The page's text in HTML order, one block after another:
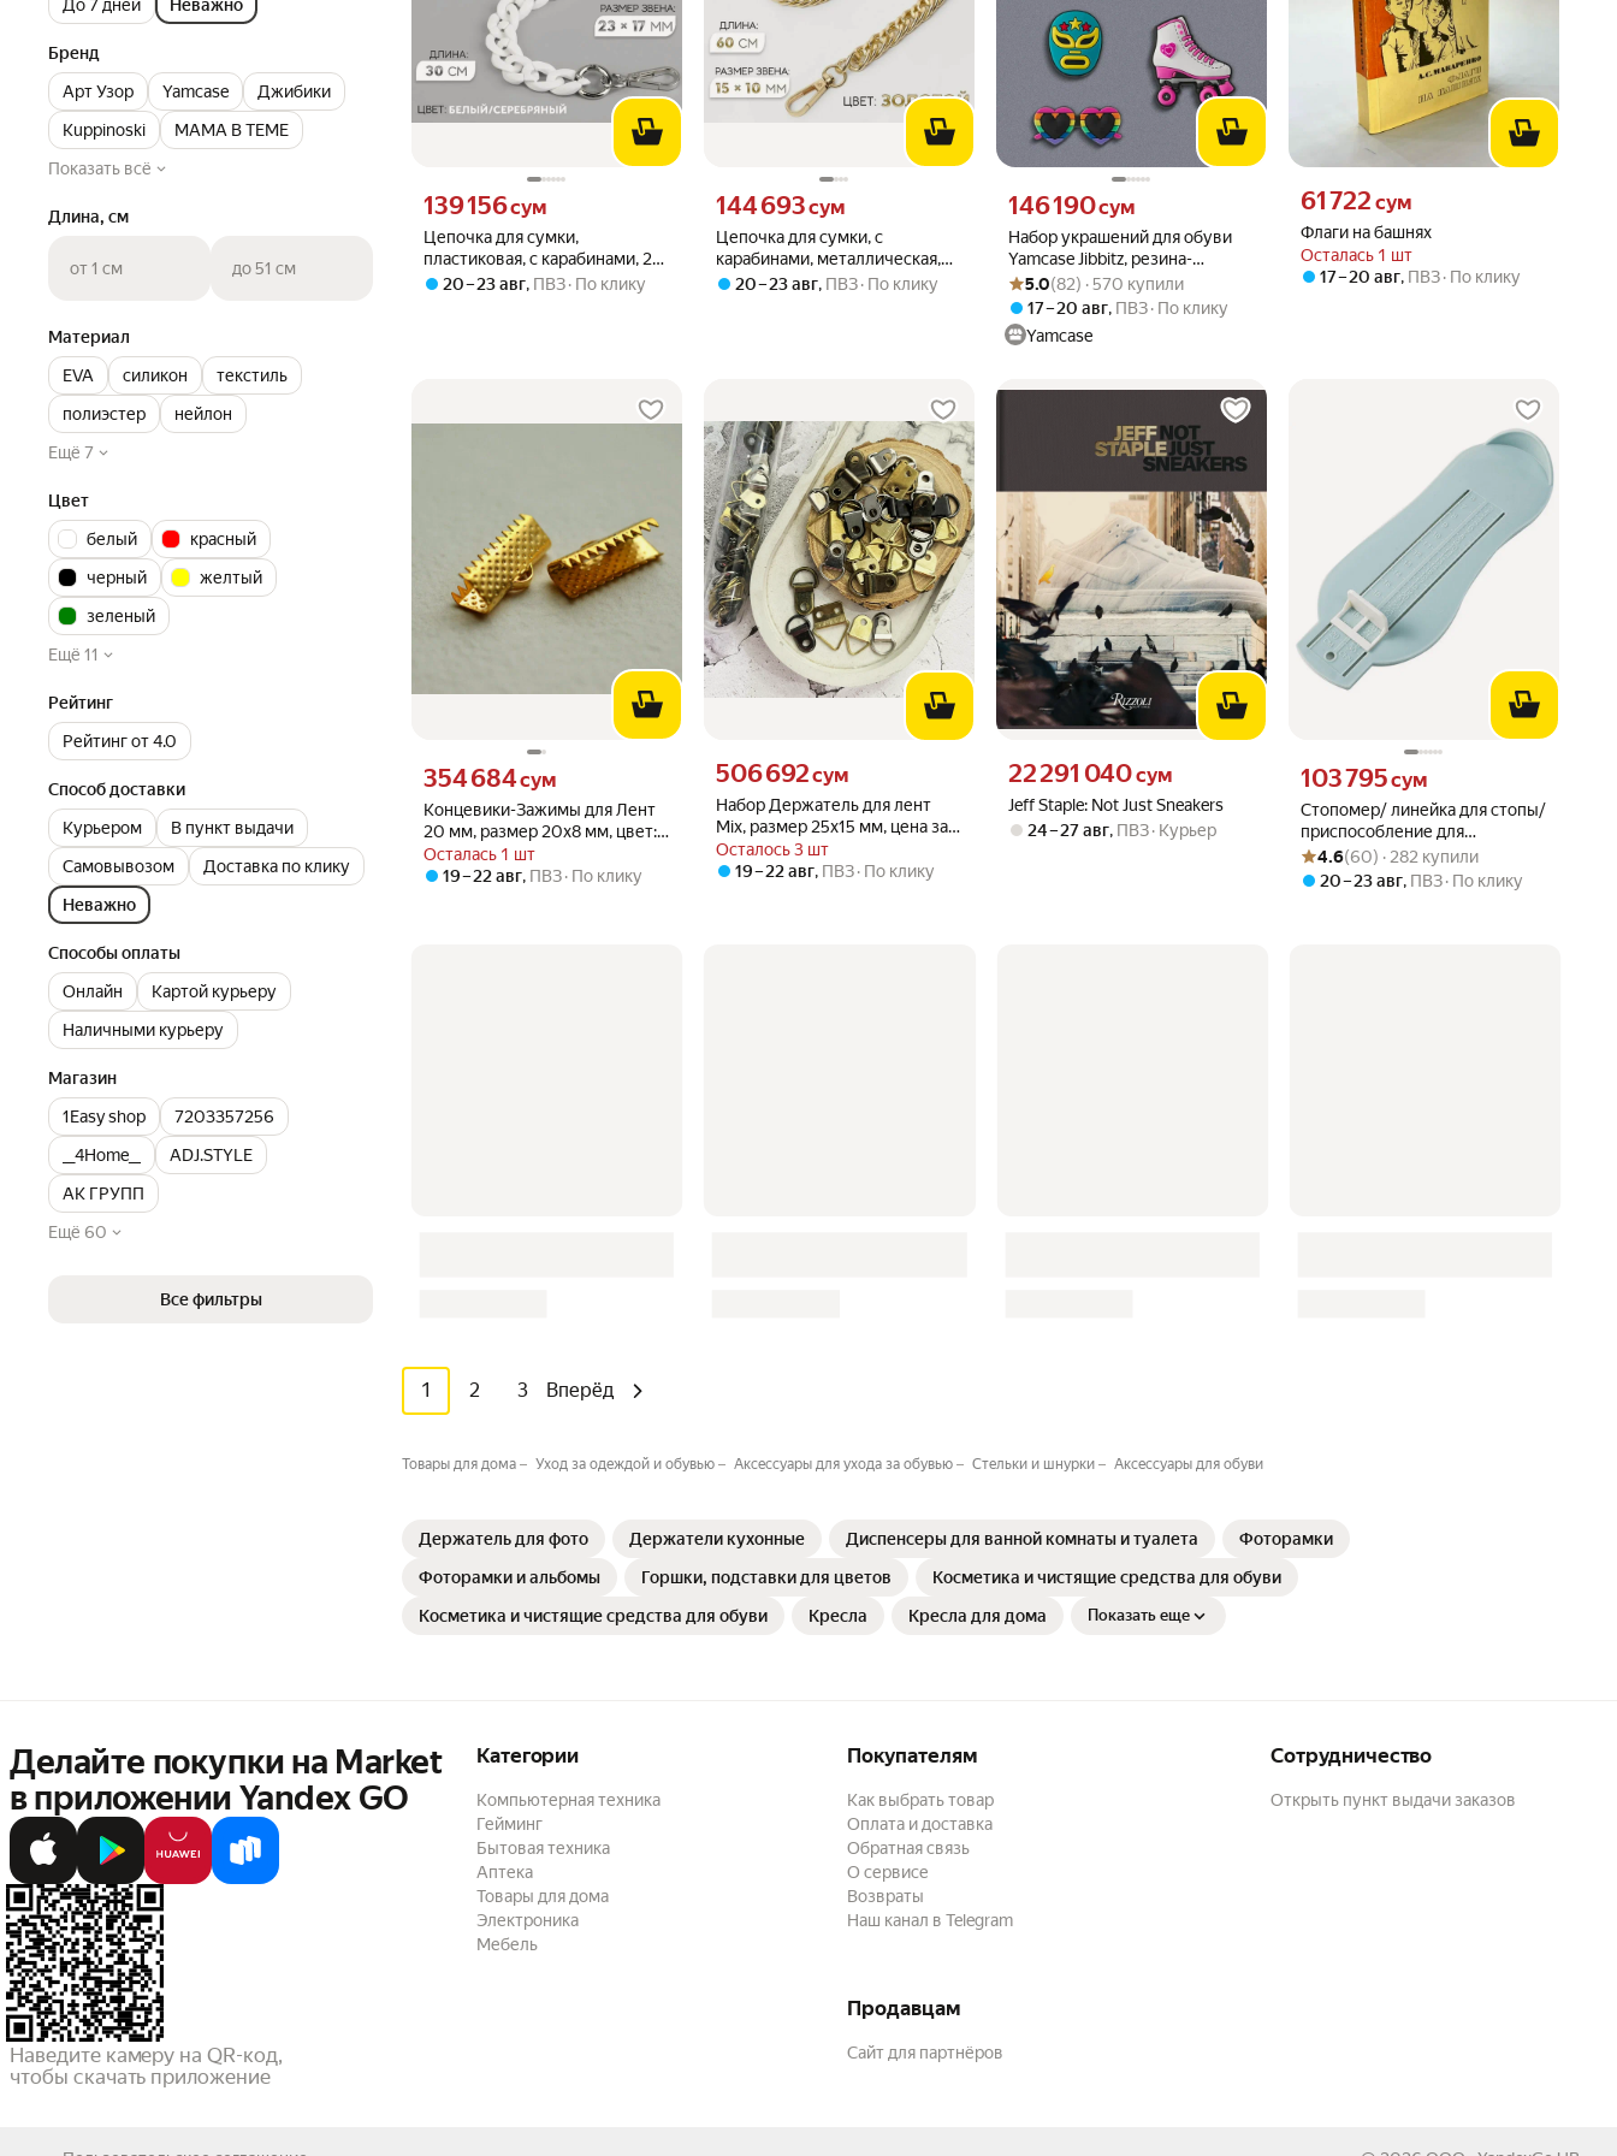
До 7 дней
Неважно
Бренд
Арт Узор
Yamcase
Джибики
Kuppinoski
МАМА В ТЕМЕ
Показать всё
Длина, см
от 1 см до 51 см
Материал
EVA
силикон
текстиль
полиэстер
нейлон
Ещё 7
Цвет
белый
красный
черный
желтый
зеленый
Ещё 11
Рейтинг
Рейтинг от 4.0
Способ доставки
Курьером
В пункт выдачи
Самовывозом
Доставка по клику
Неважно
Способы оплаты
Онлайн
Картой курьеру
Наличными курьеру
Магазин
1Easy shop
7203357256
__4Home__
ADJ.STYLE
AK ГРУПП
Ещё 60
Все фильтры
Цепочка для сумки,
пластиковая, с карабинами, 23
17 мм, 30 см, цвет белый/
Цена 139156 сум вместо
139 156сум
20 – 23 авг, ПВЗ По клику
Цепочка для сумки, с
карабинами, металлическая,
плоская, плотное плетение, 15
Цена 144693 сум вместо
144 693сум
20 – 23 авг, ПВЗ По клику
Набор украшений для обуви
Yamcase Jibbitz, резина-
пластик, 5 шт, для crocs
Цена 146190 сум вместо
146 190сум
Рейтинг товара: 5.0 из 5
Оценок: (82) · 570 купили
5.0(82) · 570 купили
17 – 20 авг, ПВЗ По клику
Yamcase
Флаги на башнях
Осталась 1 шт
Цена 61722 сум вместо
61 722 сум
17 – 20 авг, ПВЗ По клику
Концевики-Зажимы для Лент
20 мм, размер 20х8 мм, цвет:
золотой, цена за 100 шт.
Осталась 1 шт
Цена 354684 сум вместо
354 684сум
19 – 22 авг, ПВЗ По клику
Набор Держатель для лент
Mix, размер 25х15 мм, цена за
30 штук
Осталось 3 шт
Цена 506692 сум вместо
506 692сум
19 – 22 авг, ПВЗ По клику
Jeff Staple: Not Just Sneakers
Цена 22291040 сум вместо
22 291 040сум
24 – 27 авг, ПВЗ Курьер
Стопомер/ линейка для стопы/
приспособление для
измерения размера обуви
ребенка/голубой
Цена 103795 сум вместо
103 795сум
Рейтинг товара: 4.6 из 5
Оценок: (60) · 282 купили
4.6(60) · 282 купили
20 – 23 авг, ПВЗ По клику
1 2 3 Вперёд
Товары для дома Уход за одеждой и обувью Аксессуары для ухода за обувью Стельки и шнурки Аксессуары для обуви
Держатель для фото Держатели кухонные Диспенсеры для ванной комнаты и туалета
Фоторамки
Фоторамки и альбомы
Горшки, подставки для цветов
Косметика и чистящие средства для обуви
Косметика и чистящие средства для обуви
Кресла Кресла для дома Показать еще
Делайте покупки на Market
в приложении Yandex GO
Наведите камеру на QR-код,
чтобы скачать приложение
Категории
Компьютерная техника
Гейминг
Бытовая техника
Аптека
Товары для дома
Электроника
Мебель
Покупателям
Как выбрать товар
Оплата и доставка
Обратная связь
О сервисе
Возвраты
Наш канал в Telegram
Сотрудничество
Открыть пункт выдачи заказов
Продавцам
Сайт для партнёров